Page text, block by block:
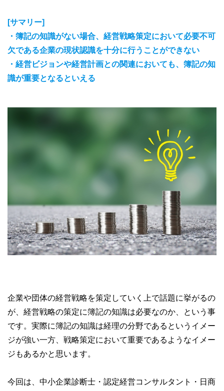
[サマリー]
・簿記の知識がない場合、経営戦略策定において必要不可
欠である企業の現状認識を十分に行うことができない
・経営ビジョンや経営計画との関連においても、簿記の知
識が重要となるといえる
企業や団体の経営戦略を策定していく上で話題に挙がるの
が、経営戦略の策定に簿記の知識は必要なのか、という事
です。実際に簿記の知識は経理の分野であるというイメー
ジが強い一方、戦略策定において重要であるようなイメー
ジもあるかと思います。
今回は、中小企業診断士・認定経営コンサルタント・日商